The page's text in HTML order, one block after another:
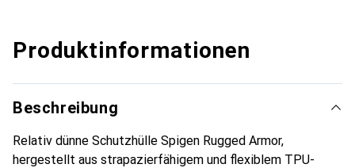
Produktinformationen
Beschreibung
Relativ dünne Schutzhülle Spigen Rugged Armor,
hergestellt aus strapazierfähigem und flexiblem TPU-